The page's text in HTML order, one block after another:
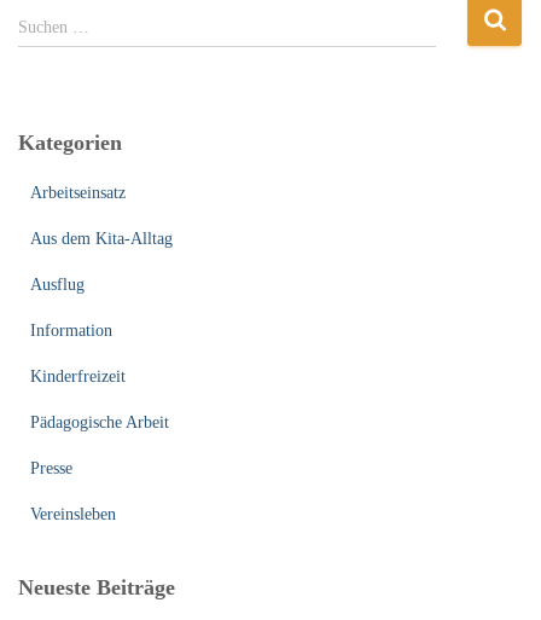
u
n
Suchen …
Kategorien
Arbeitseinsatz
Aus dem Kita-Alltag
Ausflug
Information
Kinderfreizeit
Pädagogische Arbeit
Presse
Vereinsleben
Neueste Beiträge